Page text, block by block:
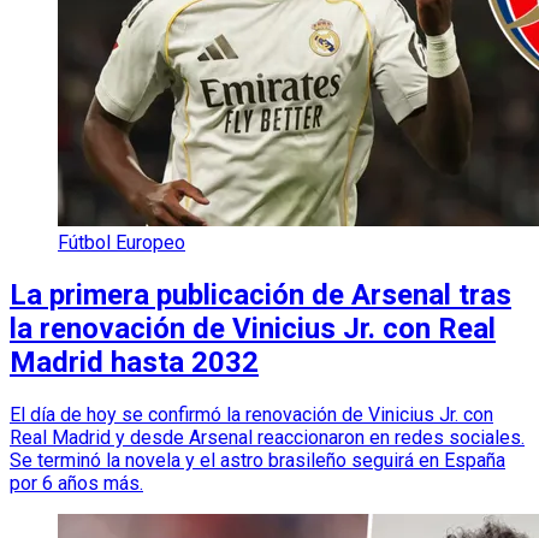
Fútbol Europeo
La primera publicación de Arsenal tras
la renovación de Vinicius Jr. con Real
Madrid hasta 2032
El día de hoy se confirmó la renovación de Vinicius Jr. con
Real Madrid y desde Arsenal reaccionaron en redes sociales.
Se terminó la novela y el astro brasileño seguirá en España
por 6 años más.